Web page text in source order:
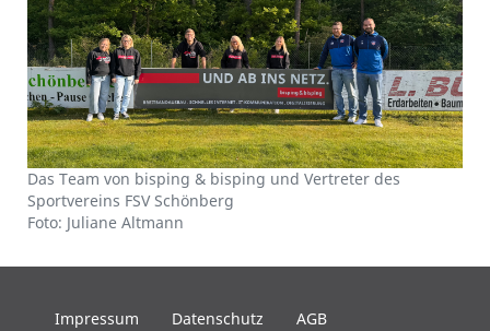
Das Team von bisping & bisping und Vertreter des
Sportvereins FSV Schönberg
Foto: Juliane Altmann
Impressum Datenschutz AGB